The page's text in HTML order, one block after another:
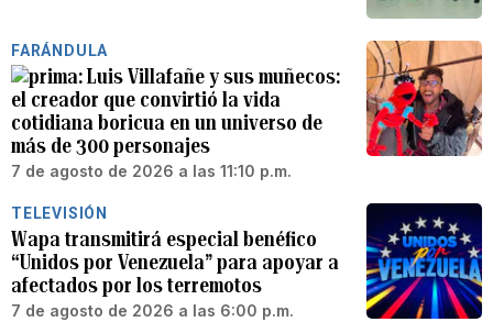
FARÁNDULA
Luis Villafañe y sus muñecos:
el creador que convirtió la vida
cotidiana boricua en un universo de
más de 300 personajes
7 de agosto de 2026 a las 11:10 p.m.
TELEVISIÓN
Wapa transmitirá especial benéfico
“Unidos por Venezuela” para apoyar a
afectados por los terremotos
7 de agosto de 2026 a las 6:00 p.m.